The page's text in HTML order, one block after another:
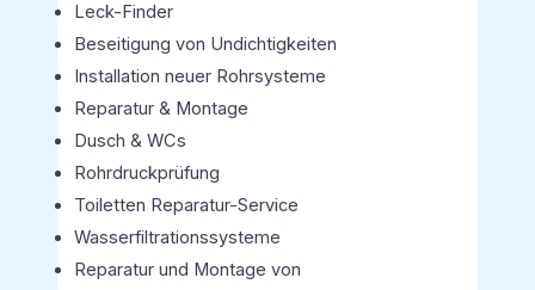
Leck-Finder
Beseitigung von Undichtigkeiten
Installation neuer Rohrsysteme
Reparatur & Montage
Dusch & WCs
Rohrdruckprüfung
Toiletten Reparatur-Service
Wasserfiltrationssysteme
Reparatur und Montage von